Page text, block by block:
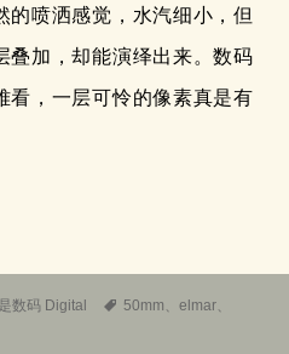
的喷洒感觉，水汽细小，但
叠加，却能演绎出来。数码
看，一层可怜的像素真是有
数码 Digital
标
50mm 、elmar、